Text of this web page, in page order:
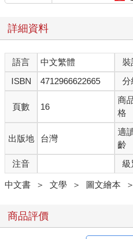
詳細資料
語言 中文繁體 裝
ISBN
4712966622665 分
頁數 16
商
格
出版地 台灣
適
齡
注音 級
中文書 ＞ 文學 ＞ 圖文繪本 ＞
商品評價